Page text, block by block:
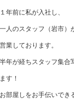
年前に私が入社し、
人のスタッフ（岩市）
業しております。
年が経ちスタッフ集合
す！
部屋しをお手伝いでき